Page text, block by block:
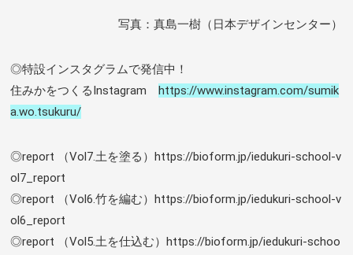
写真：真島一樹（日本デザインセンター）
◎特設インスタグラムで発信中！
住みかをつくるInstagramhttps://www.instagram.com/sumik
a.wo.tsukuru/
◎report （Vol7.土を塗る）https://bioform.jp/iedukuri-school-v
ol7_report
◎report （Vol6.竹を編む）https://bioform.jp/iedukuri-school-v
ol6_report
◎report （Vol5.土を仕込む）https://bioform.jp/iedukuri-schoo